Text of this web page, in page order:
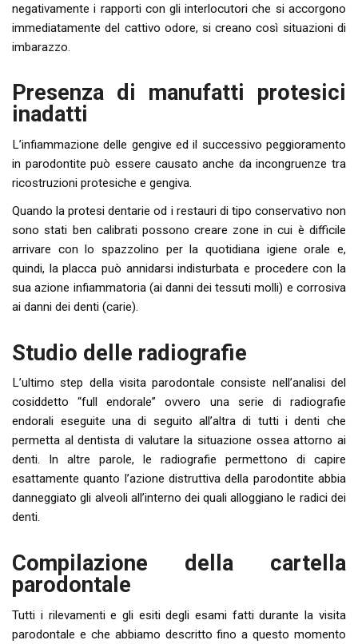
negativamente i rapporti con gli interlocutori che si accorgono
immediatamente del cattivo odore, si creano così situazioni di
imbarazzo.
Presenza di manufatti protesici
inadatti
L’infiammazione delle gengive ed il successivo peggioramento
in parodontite può essere causato anche da incongruenze tra
ricostruzioni protesiche e gengiva.
Quando la protesi dentarie od i restauri di tipo conservativo non
sono stati ben calibrati possono creare zone in cui è difficile
arrivare con lo spazzolino per la quotidiana igiene orale e,
quindi, la placca può annidarsi indisturbata e procedere con la
sua azione infiammatoria (ai danni dei tessuti molli) e corrosiva
ai danni dei denti (carie).
Studio delle radiografie
L’ultimo step della visita parodontale consiste nell’analisi del
cosiddetto “full endorale” ovvero una serie di radiografie
endorali eseguite una di seguito all’altra di tutti i denti che
permetta al dentista di valutare la situazione ossea attorno ai
denti. In altre parole, le radiografie permettono di capire
esattamente quanto l’azione distruttiva della parodontite abbia
danneggiato gli alveoli all’interno dei quali alloggiano le radici dei
denti.
Compilazione della cartella
parodontale
Tutti i rilevamenti e gli esiti degli esami fatti durante la visita
parodontale e che abbiamo descritto fino a questo momento